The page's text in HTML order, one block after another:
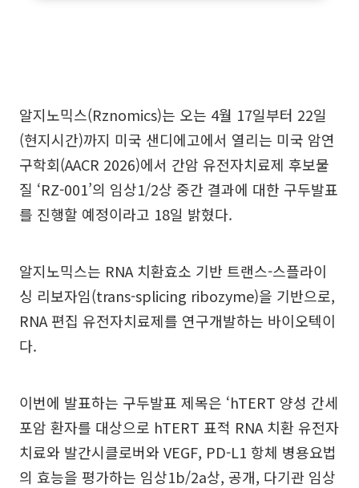
알지노믹스(Rznomics)는 오는 4월 17일부터 22일
(현지시간)까지 미국 샌디에고에서 열리는 미국 암연
구학회(AACR 2026)에서 간암 유전자치료제 후보물
질 ‘RZ-001’의 임상1/2상 중간 결과에 대한 구두발표
를 진행할 예정이라고 18일 밝혔다.
알지노믹스는 RNA 치환효소 기반 트랜스-스플라이
싱 리보자임(trans-splicing ribozyme)을 기반으로,
RNA 편집 유전자치료제를 연구개발하는 바이오텍이
다.
이번에 발표하는 구두발표 제목은 ‘hTERT 양성 간세
포암 환자를 대상으로 hTERT 표적 RNA 치환 유전자
치료와 발간시클로버와 VEGF, PD-L1 항체 병용요법
의 효능을 평가하는 임상1b/2a상, 공개, 다기관 임상